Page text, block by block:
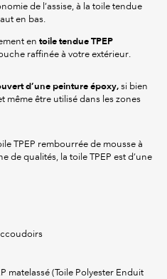
de l’assise, à la toile tendue
en bas.
en toile tendue TPEP
raffinée à votre extérieur.
d’une peinture époxy, si bien
même être utilisé dans les zones
TPEP rembourrée de mousse à
de qualités, la toile TPEP est d’une
matelassé (Toile Polyester Enduit